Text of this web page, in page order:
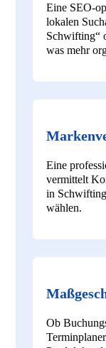
Eine SEO-
lokalen
Schwifting“
was mehr
Eine
vermittelt
in
wählen.
Ob